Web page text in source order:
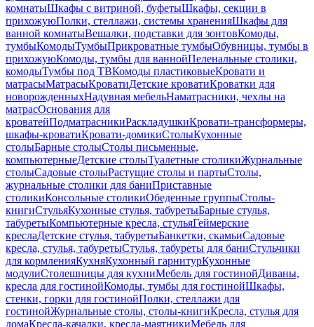
комнатыШкафы с витриной, буфетыШкафы, секции в
прихожуюПолки, стеллажи, системы храненияШкафы для
ванной комнатыВешалки, подставки для зонтовКомоды,
тумбыКомодыТумбыПрикроватные тумбыОбувницы, тумбы в
прихожуюКомоды, тумбы для ваннойПеленальные столики,
комодыТумбы под ТВКомоды пластиковыеКровати и
матрасыМатрасыКроватиДетские кроватиКроватки для
новорожденныхНадувная мебельНаматрасники, чехлы на
матрасОснования для
кроватейПодматрасникиРаскладушкиКровати-трансформеры,
шкафы-кроватиКровати-домикиСтолыКухонные
столыБарные столыСтолы письменные,
компьютерныеДетские столыТуалетные столикиЖурнальные
столыСадовые столыРастущие столы и партыСтолы,
журнальные столики для баниПриставные
столикиКонсольные столикиОбеденные группыСтолы-
книгиСтульяКухонные стулья, табуретыБарные стулья,
табуретыКомпьютерные кресла, стульяГеймерские
креслаДетские стулья, табуретыБанкетки, скамьиСадовые
кресла, стулья, табуретыСтулья, табуреты для баниСтульчики
для кормленияКухняКухонный гарнитурКухонные
модулиСтолешницы для кухниМебель для гостинойДиваны,
кресла для гостинойКомоды, тумбы для гостинойШкафы,
стенки, горки для гостинойПолки, стеллажи для
гостинойЖурнальные столы, столы-книгиКресла, стулья для
домаКресла-качалки, кресла-маятникиМебель для